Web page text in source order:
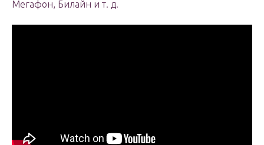
Мегафон, Билайн и т. д.